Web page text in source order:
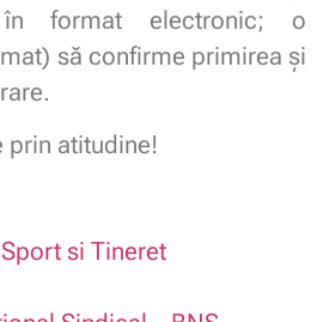
format electronic; o
să confirme primirea și
prin atitudine!
si Tineret